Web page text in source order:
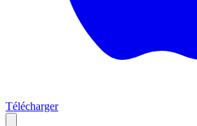
Télécharger